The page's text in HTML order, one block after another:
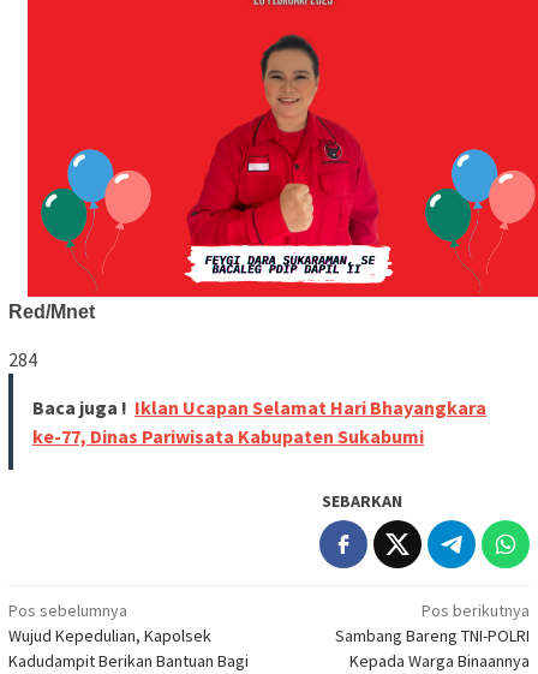
Red/Mnet
284
Baca juga ! Iklan Ucapan Selamat Hari Bhayangkara
ke-77, Dinas Pariwisata Kabupaten Sukabumi
SEBARKAN
Navigasi
pos
Pos sebelumnya
Wujud Kepedulian, Kapolsek
Kadudampit Berikan Bantuan Bagi
Pos berikutnya
Sambang Bareng TNI-POLRI
Kepada Warga Binaannya